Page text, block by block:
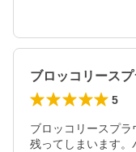
5
ブロッコリースプ
残ってしまいます